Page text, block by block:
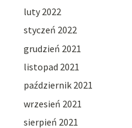
luty 2022
styczeń 2022
grudzień 2021
listopad 2021
październik 2021
wrzesień 2021
sierpień 2021